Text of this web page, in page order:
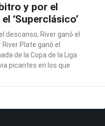
y por el
‘Superclásico’
descanso, River ganó el
Plate ganó el
de la Copa de la Liga
picantes en los que